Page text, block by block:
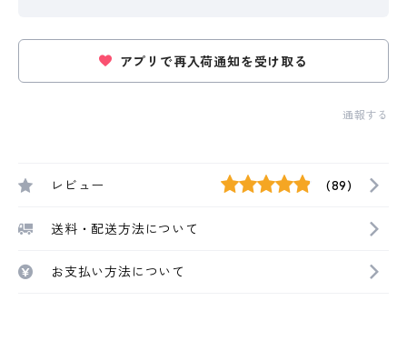
アプリで再入荷通知を受け取る
通報する
レビュー (89)
送料・配送方法について
お支払い方法について